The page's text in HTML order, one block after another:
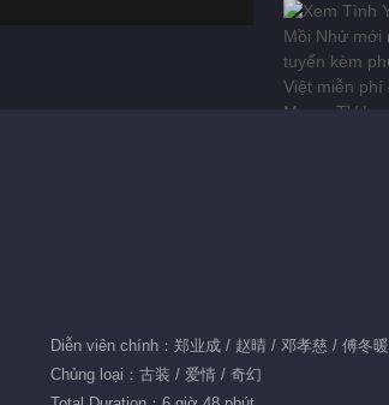
Diễn viên chính：郑业成 / 赵晴 / 邓孝慈 / 傅冬暖
Chủng loại：古装 / 爱情 / 奇幻